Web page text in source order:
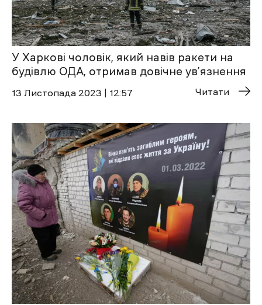
У Харкові чоловік, який навів ракети на
будівлю ОДА, отримав довічне ув’язнення
13 Листопада 2023 | 12:57 Читати